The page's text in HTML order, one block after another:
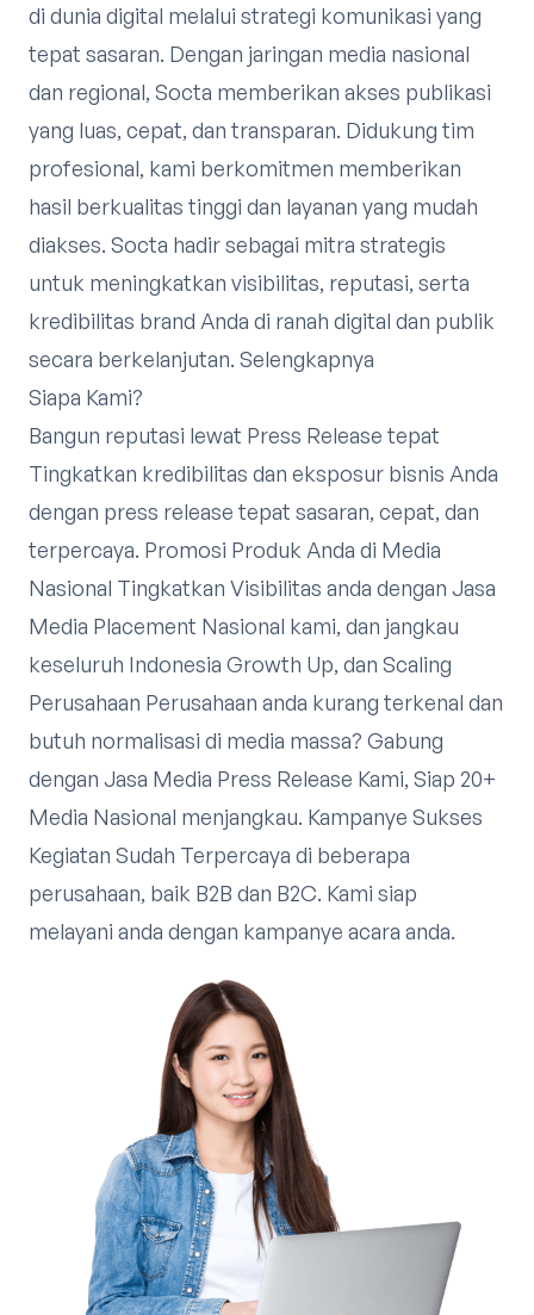
di dunia digital melalui strategi komunikasi yang
tepat sasaran. Dengan jaringan media nasional
dan regional, Socta memberikan akses publikasi
yang luas, cepat, dan transparan. Didukung tim
profesional, kami berkomitmen memberikan
hasil berkualitas tinggi dan layanan yang mudah
diakses. Socta hadir sebagai mitra strategis
untuk meningkatkan visibilitas, reputasi, serta
kredibilitas brand Anda di ranah digital dan publik
secara berkelanjutan. Selengkapnya
Siapa Kami?
Bangun reputasi lewat Press Release tepat
Tingkatkan kredibilitas dan eksposur bisnis Anda
dengan press release tepat sasaran, cepat, dan
terpercaya. Promosi Produk Anda di Media
Nasional Tingkatkan Visibilitas anda dengan Jasa
Media Placement Nasional kami, dan jangkau
keseluruh Indonesia Growth Up, dan Scaling
Perusahaan Perusahaan anda kurang terkenal dan
butuh normalisasi di media massa? Gabung
dengan Jasa Media Press Release Kami, Siap 20+
Media Nasional menjangkau. Kampanye Sukses
Kegiatan Sudah Terpercaya di beberapa
perusahaan, baik B2B dan B2C. Kami siap
melayani anda dengan kampanye acara anda.